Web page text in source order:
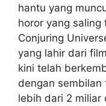
hantu yang
horor yang saling
Conjuring
yang lahir dari
kini telah
dengan
lebih dari 2 miliar